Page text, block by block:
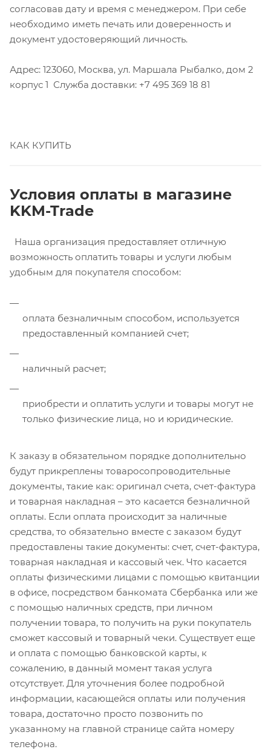
согласовав дату и время с менеджером. При себе
необходимо иметь печать или доверенность и
документ удостоверяющий личность.
Адрес: 123060, Москва, ул. Маршала Рыбалко, дом 2
корпус 1 Служба доставки: +7 495 369 18 81
КАК КУПИТЬ
Условия оплаты в магазине
KKM-Trade
Наша организация предоставляет отличную
возможность оплатить товары и услуги любым
удобным для покупателя способом:
оплата безналичным способом, используется
предоставленный компанией счет;
наличный расчет;
приобрести и оплатить услуги и товары могут не
только физические лица, но и юридические.
К заказу в обязательном порядке дополнительно
будут прикреплены товаросопроводительные
документы, такие как: оригинал счета, счет-фактура
и товарная накладная – это касается безналичной
оплаты. Если оплата происходит за наличные
средства, то обязательно вместе с заказом будут
предоставлены такие документы: счет, счет-фактура,
товарная накладная и кассовый чек. Что касается
оплаты физическими лицами с помощью квитанции
в офисе, посредством банкомата Сбербанка или же
с помощью наличных средств, при личном
получении товара, то получить на руки покупатель
сможет кассовый и товарный чеки. Существует еще
и оплата с помощью банковской карты, к
сожалению, в данный момент такая услуга
отсутствует. Для уточнения более подробной
информации, касающейся оплаты или получения
товара, достаточно просто позвонить по
указанному на главной странице сайта номеру
телефона.